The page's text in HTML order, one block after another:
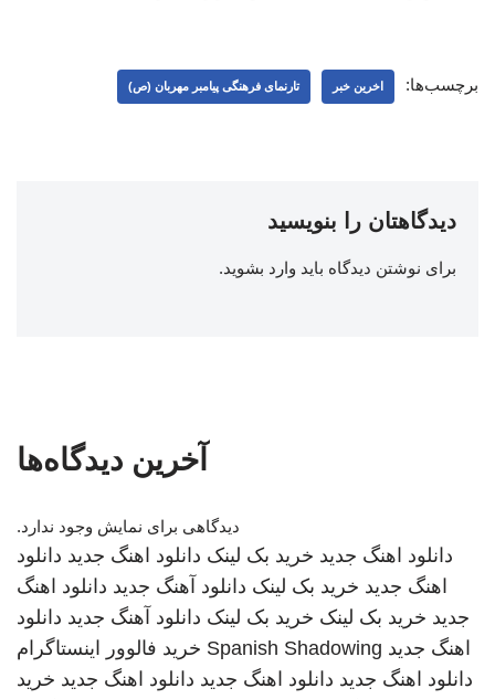
برچسب‌ها: اخرین خبر تارنمای فرهنگی پیامبر مهربان (ص)
دیدگاهتان را بنویسید
برای نوشتن دیدگاه باید وارد بشوید.
آخرین دیدگاه‌ها
دیدگاهی برای نمایش وجود ندارد.
دانلود اهنگ جدید خرید بک لینک دانلود اهنگ جدید دانلود
اهنگ جدید خرید بک لینک دانلود آهنگ جدید دانلود اهنگ
جدید خرید بک لینک خرید بک لینک دانلود آهنگ جدید دانلود
اهنگ جدید Spanish Shadowing خرید فالوور اینستاگرام
دانلود اهنگ جدید دانلود اهنگ جدید دانلود اهنگ جدید خرید